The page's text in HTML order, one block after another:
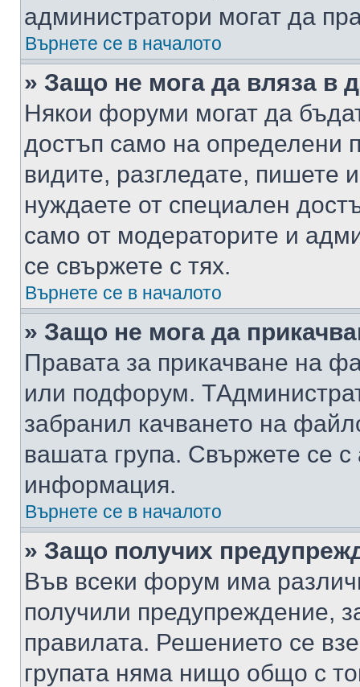
администратори могат да
Върнете се в началото
» Защо не мога да вляза в
Някои форуми могат да
достъп само на определени
видите, разгледате, пишете
нуждаете от специален
само от модераторите и
се свържете с тях.
Върнете се в началото
» Защо не мога да
Правата за прикачване на
или подфорум.
забранил качването на
вашата група. Свържете се
информация.
Върнете се в началото
» Защо получих
Във всеки форум има
получили предупреждение,
правилата. Решението се
групата няма нищо общо с